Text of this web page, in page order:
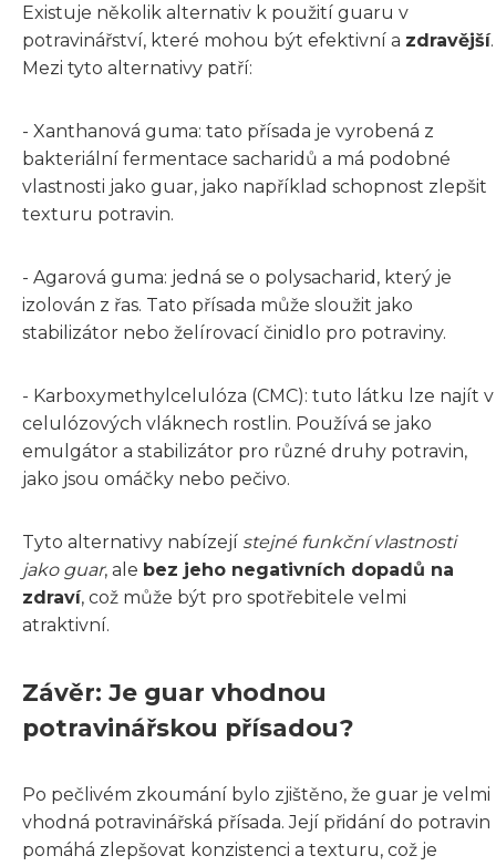
Existuje několik alternativ k použití guaru v
potravinářství, které mohou být efektivní a zdravější.
Mezi tyto alternativy patří:
- Xanthanová guma: tato přísada je vyrobená z
bakteriální fermentace sacharidů a má podobné
vlastnosti jako guar, jako například schopnost zlepšit
texturu potravin.
- Agarová guma: jedná se o polysacharid, který je
izolován z řas. Tato přísada může sloužit jako
stabilizátor nebo želírovací činidlo pro potraviny.
- Karboxymethylcelulóza (CMC): tuto látku lze najít v
celulózových vláknech rostlin. Používá se jako
emulgátor a stabilizátor pro různé druhy potravin,
jako jsou omáčky nebo pečivo.
Tyto alternativy nabízejí stejné funkční vlastnosti
jako guar, ale bez jeho negativních dopadů na
zdraví, což může být pro spotřebitele velmi
atraktivní.
Závěr: Je guar vhodnou
potravinářskou přísadou?
Po pečlivém zkoumání bylo zjištěno, že guar je velmi
vhodná potravinářská přísada. Její přidání do potravin
pomáhá zlepšovat konzistenci a texturu, což je